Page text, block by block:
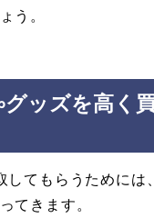
う。
ッズを高く
してもらうためには
てきます。